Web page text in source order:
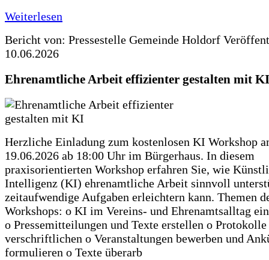
Weiterlesen
Bericht von: Pressestelle Gemeinde Holdorf
10.06.2026
Ehrenamtliche Arbeit effizienter gestalten mit KI
Herzliche Einladung zum kostenlosen KI Workshop
19.06.2026 ab 18:00 Uhr im Bürgerhaus. In diesem
praxisorientierten Workshop erfahren Sie, wie
Intelligenz (KI) ehrenamtliche Arbeit sinnvoll
zeitaufwendige Aufgaben erleichtern kann. Themen
Workshops: o KI im Vereins- und Ehrenamtsalltag
o Pressemitteilungen und Texte erstellen o
verschriftlichen o Veranstaltungen bewerben und
formulieren o Texte überarb